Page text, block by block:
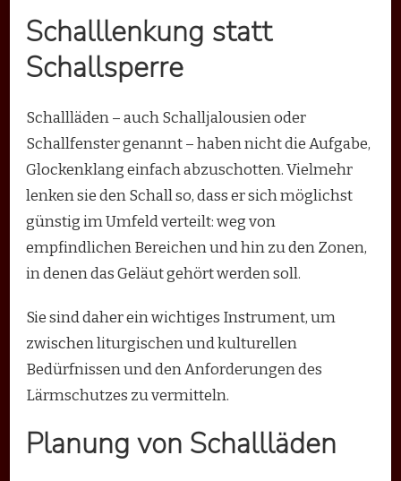
Schalllenkung statt
Schallsperre
Schallläden – auch Schalljalousien oder
Schallfenster genannt – haben nicht die Aufgabe,
Glockenklang einfach abzuschotten. Vielmehr
lenken sie den Schall so, dass er sich möglichst
günstig im Umfeld verteilt: weg von
empfindlichen Bereichen und hin zu den Zonen,
in denen das Geläut gehört werden soll.
Sie sind daher ein wichtiges Instrument, um
zwischen liturgischen und kulturellen
Bedürfnissen und den Anforderungen des
Lärmschutzes zu vermitteln.
Planung von Schallläden